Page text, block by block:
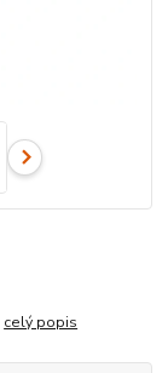
celý popis